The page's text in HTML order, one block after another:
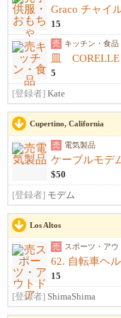
Graco チャイ
15
売 キッチン・食品
皿 CORELLE
5
[登録者] Kate
Cupertino, California
売 電気製品
ケーブルモデ
$50
[登録者] モデム
Los Altos
売 スポーツ・アウ
62. 自転車ヘ
15
[登録者] ShimaShima